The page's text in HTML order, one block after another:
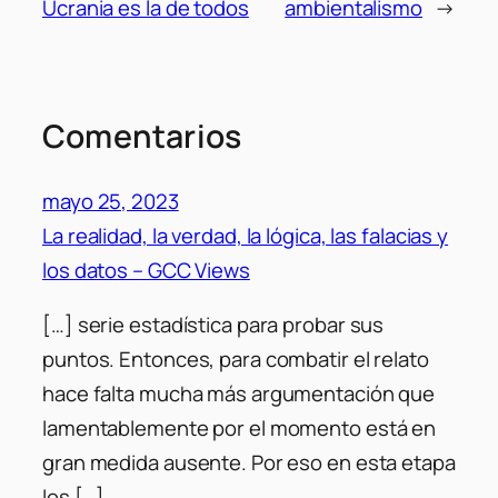
Ucrania es la de todos ambientalismo →
Comentarios
mayo 25, 2023
La realidad, la verdad, la lógica, las falacias y
los datos – GCC Views
[…] serie estadística para probar sus
puntos. Entonces, para combatir el relato
hace falta mucha más argumentación que
lamentablemente por el momento está en
gran medida ausente. Por eso en esta etapa